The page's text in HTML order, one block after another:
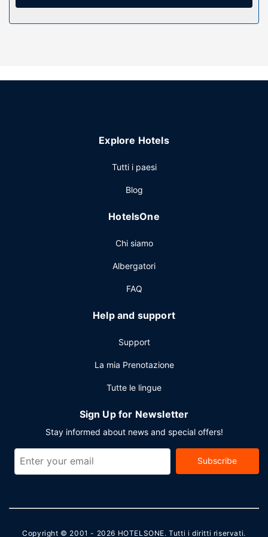
Explore Hotels
Tutti i paesi
Blog
HotelsOne
Chi siamo
Albergatori
FAQ
Help and support
Support
La mia Prenotazione
Tutte le lingue
Sign Up for Newsletter
Stay informed about news and special offers!
Subscribe
Copyright © 2001 - 2026 HOTELSONE. Tutti i diritti riservati.